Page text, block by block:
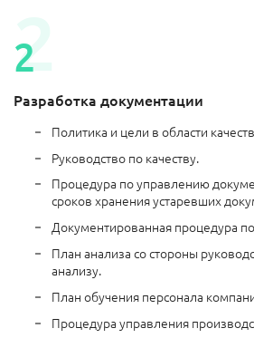
Разработка документации
Политика и цели в области
Руководство по качеству.
Процедура по управлению
сроков хранения устаревших
Документированная процедура
План анализа со стороны
анализу.
План обучения персонала
Процедура управления